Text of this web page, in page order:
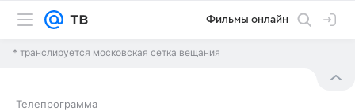
Фильмы онлайн
* транслируется московская сетка вещания
Телепрограмма